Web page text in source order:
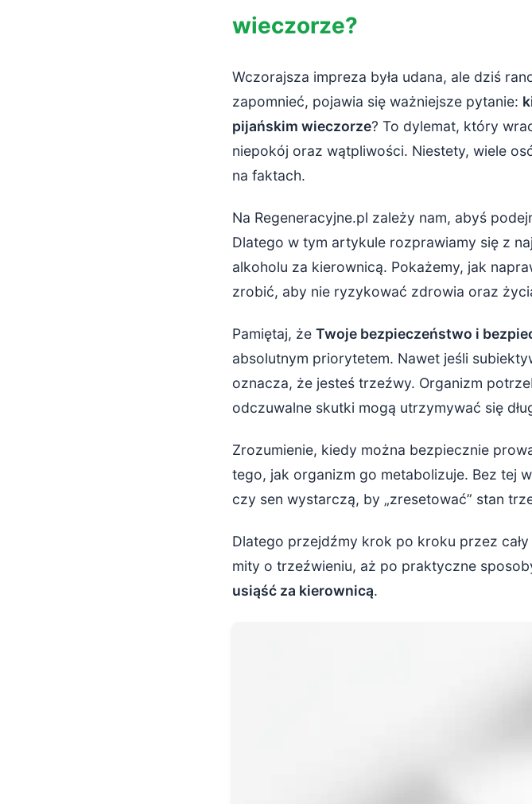
Co wpływa na metabolizm alkoholu?
Co na pewno NIE przyspiesza trzeźwienia?
Jak sprawdzić, czy możesz bezpiecznie
Dlaczego warto mieć dobry alkomat?
Konsekwencje prowadzenia pod
Regeneracja po alkoholu – jak wesprzeć
Plan B: jak uniknąć dylematu „mogę już
Praktyczne rozwiązania zamiast
wieczorze?
Wczorajsza impreza była udana, ale dziś
zapomnieć, pojawia się ważniejsze pytanie:
pijańskim wieczorze? To dylemat, który
niepokój oraz wątpliwości. Niestety, wiele
na faktach.
Na Regeneracyjne.pl zależy nam, abyś
Dlatego w tym artykule rozprawiamy się z
alkoholu za kierownicą. Pokażemy, jak
zrobić, aby nie ryzykować zdrowia oraz
Pamiętaj, że Twoje bezpieczeństwo i
absolutnym priorytetem. Nawet jeśli
oznacza, że jesteś trzeźwy. Organizm
odczuwalne skutki mogą utrzymywać się
Zrozumienie, kiedy można bezpiecznie
tego, jak organizm go metabolizuje. Bez tej
czy sen wystarczą, by „zresetować” stan
Dlatego przejdźmy krok po kroku przez
mity o trzeźwieniu, aż po praktyczne
usiąść za kierownicą.